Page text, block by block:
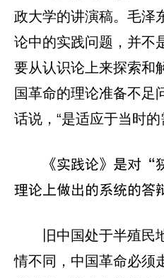
政大学的讲演稿。毛泽
论中的实践问题，并不
要从认识论上来探索和
国革命的理论准备不足
话说，“是适应于当时
《实践论》是对“
理论上做出的系统的答
旧中国处于半殖民
情不同，中国革命必须